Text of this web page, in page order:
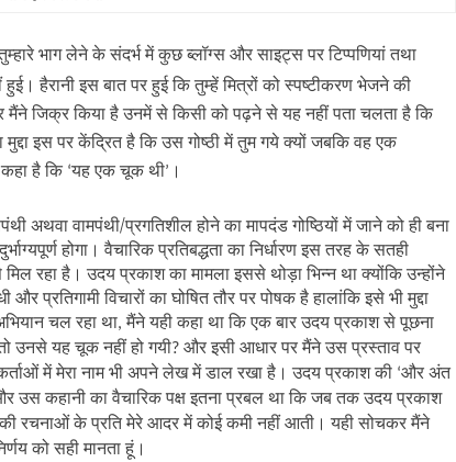
भाग लेने के संदर्भ में कुछ ब्लॉग्स और साइट्स पर टिप्पणियां तथा
हैरानी इस बात पर हुई कि तुम्हें मित्रों को स्पष्टीकरण भेजने की
जिक्र किया है उनमें से किसी को पढ़ने से यह नहीं पता चलता है कि
इस पर केंद्रित है कि उस गोष्ठी में तुम गये क्यों जबकि वह एक
है कि ‘यह एक चूक थी’ ।
अथवा वामपंथी/प्रगतिशील होने का मापदंड गोष्ठियों में जाने को ही बना
होगा। वैचारिक प्रतिबद्धता का निर्धारण इस तरह के सतही
रहा है। उदय प्रकाश का मामला इससे थोड़ा भिन्न था क्योंकि उन्होंने
प्रतिगामी विचारों का घोषित तौर पर पोषक है हालांकि इसे भी मुद्दा
चल रहा था,मैंने यही कहा था कि एक बार उदय प्रकाश से पूछना
उनसे यह चूक नहीं हो गयी? और इसी आधार पर मैंने उस प्रस्ताव पर
में मेरा नाम भी अपने लेख में डाल रखा है। उदय प्रकाश की ‘और अंत
उस कहानी का वैचारिक पक्ष इतना प्रबल था कि जब तक उदय प्रकाश
रचनाओं के प्रति मेरे आदर में कोई कमी नहीं आती। यही सोचकर मैंने
को सही मानता हूं।